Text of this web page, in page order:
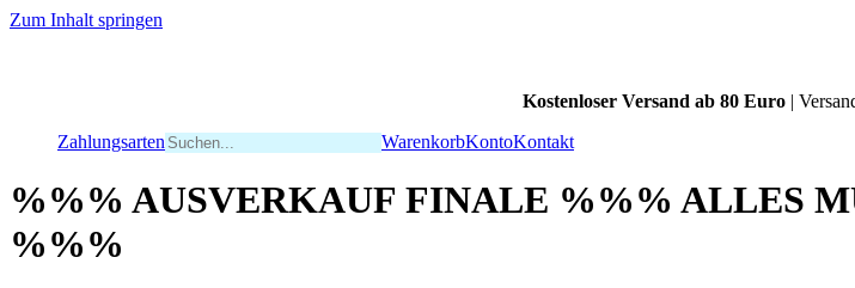
Zum Inhalt springen
Kostenloser Versand ab 80 Euro |
Zahlungsarten
WarenkorbKontoKontakt
%%% AUSVERKAUF FINALE %%% ALLES
%%%